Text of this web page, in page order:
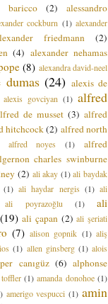
baricco (2)
alessandro
cockburn (1) alexander
friedmann
(2)
(4) alexander nehamas
(8) alexandra david-neel
dumas (24) alexis de
alexis govciyan (1) alfred
de musset (3) alfred
hitchcock(2) alfred north
alfred noyes (1)
alfred
charles swinburne
(2) ali akay (1) ali baydak
(1) ali haydar nergis (1) ali
ali poyrazoğlu (1)
ali
(19) ali çapan (2) ali şeriati
(7) alison gopnik (1) aliş
(1) allen ginsberg (1) alois
canıgüz (6) alphonse
(1) amanda donohoe (1)
amerigo vespucci (1) amin